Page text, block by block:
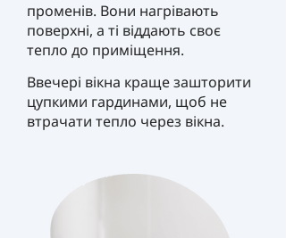
променів. Вони нагрівають
поверхні, а ті віддають своє
тепло до приміщення.
Ввечері вікна краще зашторити
цупкими гардинами, щоб не
втрачати тепло через вікна.